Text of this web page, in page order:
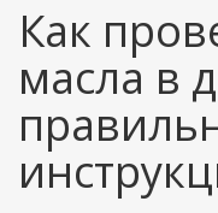
Как
масла в